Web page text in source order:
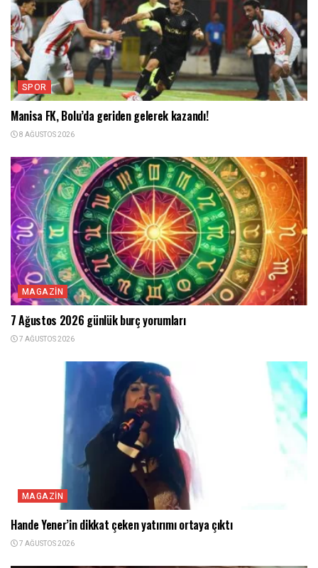
SPOR
Manisa FK, Bolu’da geriden gelerek kazandı!
8 AĞUSTOS 2026
MAGAZIN
7 Ağustos 2026 günlük burç yorumları
7 AĞUSTOS 2026
MAGAZIN
Hande Yener’in dikkat çeken yatırımı ortaya çıktı
7 AĞUSTOS 2026